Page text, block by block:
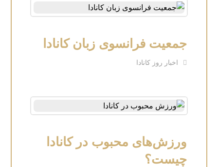
جمعیت فرانسوی زبان کانادا
اخبار روز کانادا
ورزش‌های محبوب در کانادا
چیست؟